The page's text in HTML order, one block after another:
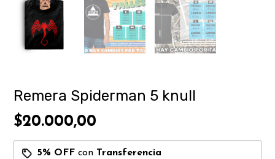
Remera Spiderman 5 knull
$20.000,00
5% OFF con Transferencia